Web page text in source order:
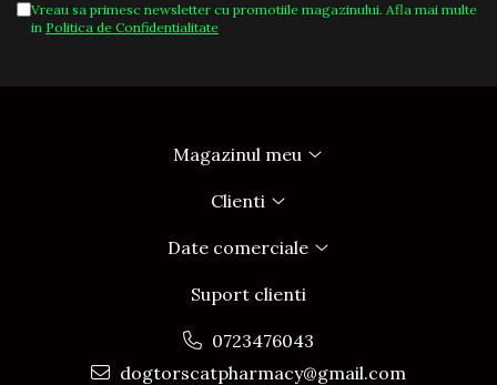
Vreau sa primesc newsletter cu promotiile magazinului. Afla mai multe
in Politica de Confidentialitate
Magazinul meu
Clienti
Date comerciale
Suport clienti
0723476043
dogtorscatpharmacy@gmail.com